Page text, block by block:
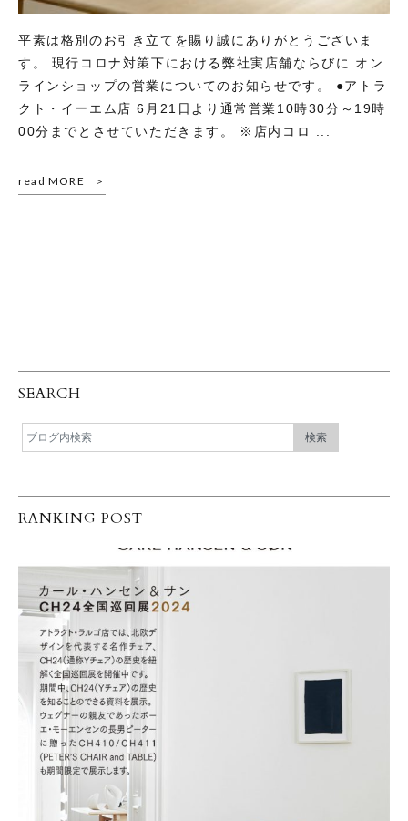
平素は格別のお引き立てを賜り誠にありがとうございま
す。 現行コロナ対策下における弊社実店舗ならびに オン
ラインショップの営業についてのお知らせです。 ●アトラ
クト・イーエム店 6月21日より通常営業10時30分～19時
00分までとさせていただきます。 ※店内コロ ...
read MORE
SEARCH
RANKING POST